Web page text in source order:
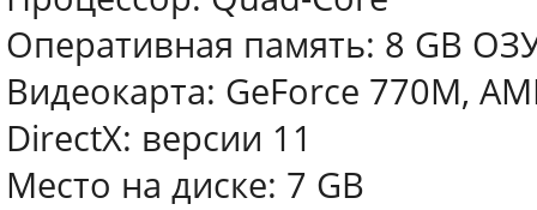
Оперативная память: 8 GB
Видеокарта: GeForce 770M,
DirectX: версии 11
Место на диске: 7 GB